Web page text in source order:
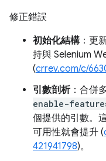
修正錯誤
初始化結構 ：更
持與 Selenium
(crrev.com/c/
引數剖析：合併
enable-
個提供的引數。
可用性就會提升 (
421941798)。